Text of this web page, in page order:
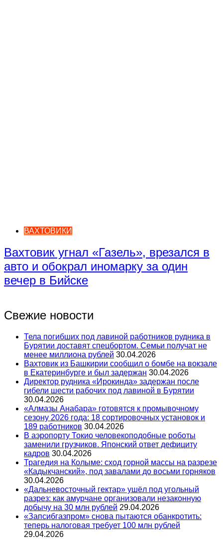
ВАХТОВИКИ
Вахтовик угнал «Газель», врезался в
авто и обокрал иномарку за один
вечер в Бийске
Свежие новости
Тела погибших под лавиной работников рудника в
Бурятии доставят спецбортом. Семьи получат не
менее миллиона рублей 30.04.2026
Вахтовик из Башкирии сообщил о бомбе на вокзале
в Екатеринбурге и был задержан 30.04.2026
Директор рудника «Ирокинда» задержан после
гибели шести рабочих под лавиной в Бурятии
30.04.2026
«Алмазы Анабара» готовятся к промывочному
сезону 2026 года: 18 сортировочных установок и
189 работников 30.04.2026
В аэропорту Токио человекоподобные роботы
заменили грузчиков. Японский ответ дефициту
кадров 30.04.2026
Трагедия на Колыме: сход горной массы на разрезе
«Кадыкчанский», под завалами до восьми горняков
30.04.2026
«Дальневосточный гектар» ушёл под угольный
разрез: как амурчане организовали незаконную
добычу на 30 млн рублей 29.04.2026
«Запсибгазпром» снова пытаются обанкротить:
теперь налоговая требует 100 млн рублей
29.04.2026